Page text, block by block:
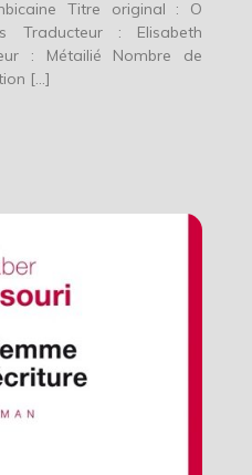
Titre original : O
Traducteur : Elisabeth
: Métailié Nombre de
[…]